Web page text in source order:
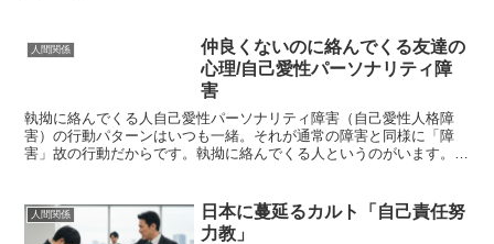
人間関係
仲良くないのに絡んでくる友達の
心理/自己愛性パーソナリティ障
害
執拗に絡んでくる人自己愛性パーソナリティ障害（自己愛性人格障
害）の行動パターンはいつも一緒。それが通常の障害と同様に「障
害」故の行動だからです。執拗に絡んでくる人というのがいます。
人間関係
日本に蔓延るカルト「自己責任努
力教」